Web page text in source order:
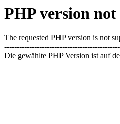
PHP version
The requested PHP version is not
Die gewählte PHP Version ist auf